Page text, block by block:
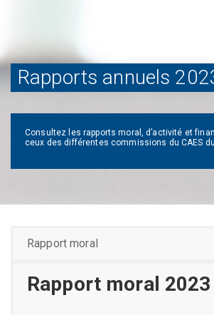
Rapports annuels
Consultez les rapports moral, d’activité et
ceux des différentes commissions du CAES du
Rapport moral
Rapport moral 2023